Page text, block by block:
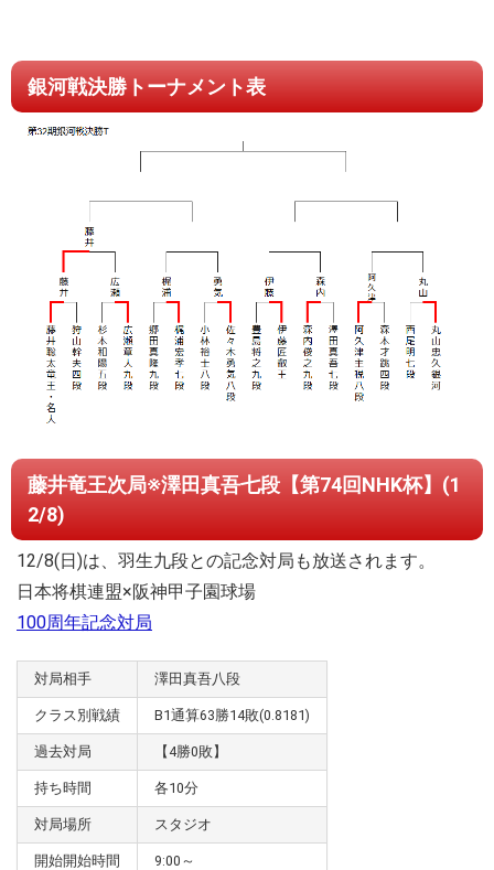
銀河戦決勝トーナメント表
藤井竜王次局※澤田真吾七段【第74回NHK杯】(1
2/8)
12/8(日)は、羽生九段との記念対局も放送されます。
日本将棋連盟×阪神甲子園球場
100周年記念対局
対局相手 澤田真吾八段
クラス別戦績 B1通算63勝14敗(0.8181)
過去対局 【4勝0敗】
持ち時間 各10分
対局場所 スタジオ​
開始開始時間 9:00～